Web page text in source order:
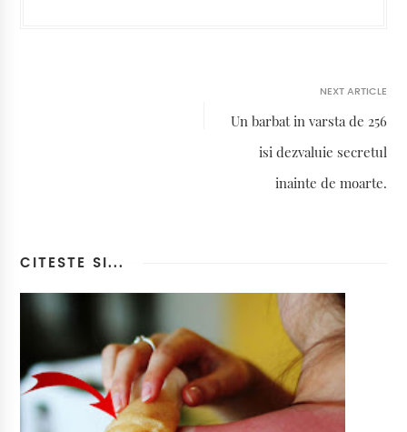
NEXT ARTICLE
Un barbat in varsta de 256
isi dezvaluie secretul
inainte de moarte.
CITESTE SI...